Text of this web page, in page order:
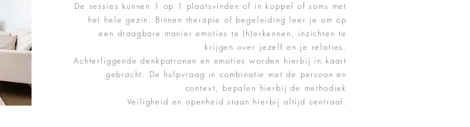
De sessies kunnen 1 op 1 plaatsvinden of in koppel of soms met
het hele gezin. Binnen therapie of begeleiding leer je om op
een draagbare manier emoties te (h)erkennen, inzichten te
krijgen over jezelf en je relaties.
Achterliggende denkpatronen en emoties worden hierbij in kaart
gebracht. De hulpvraag in combinatie met de persoon en
context, bepalen hierbij de methodiek
Veiligheid en openheid staan hierbij altijd centraal.